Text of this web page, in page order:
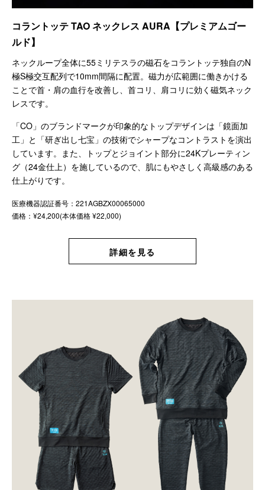
コラントッテ TAO ネックレス AURA【プレミアムゴー
ルド】
ネックループ全体に55ミリテスラの磁石をコラントッテ独自のN
極S極交互配列で10mm間隔に配置。磁力が広範囲に働きかける
ことで首・肩の血行を改善し、首コリ、肩コリに効く磁気ネック
レスです。
「CO」のブランドマークが印象的なトップデザインは「鏡面加
工」と「研ぎ出し七宝」の技術でシャープなコントラストを演出
しています。また、トップとジョイント部分に24Kプレーティン
グ（24金仕上）を施しているので、肌にもやさしく高級感のある
仕上がりです。
医療機器認証番号：221AGBZX00065000
価格：¥24,200(本体価格 ¥22,000)
詳細を見る